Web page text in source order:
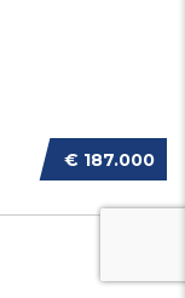
€ 187.000